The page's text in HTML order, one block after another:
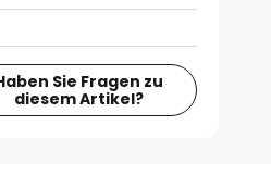
Sie Fragen zu
diesem Artikel?